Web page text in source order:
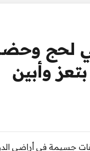
في لحج
وأبين